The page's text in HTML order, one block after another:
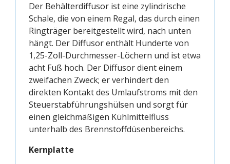
Der Behälterdiffusor ist eine zylindrische
Schale, die von einem Regal, das durch einen
Ringträger bereitgestellt wird, nach unten
hängt. Der Diffusor enthält Hunderte von
1,25-Zoll-Durchmesser-Löchern und ist etwa
acht Fuß hoch. Der Diffusor dient einem
zweifachen Zweck; er verhindert den
direkten Kontakt des Umlaufstroms mit den
Steuerstabführungshülsen und sorgt für
einen gleichmäßigen Kühlmittelfluss
unterhalb des Brennstoffdüsenbereichs.
Kernplatte